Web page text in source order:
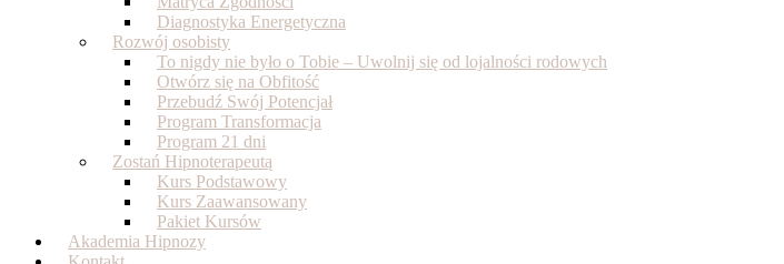
Diagnostyka Energetyczna
Rozwój osobisty
To nigdy nie było o Tobie – Uwolnij się od lojalności rodowych
Otwórz się na Obfitość
Przebudź Swój Potencjał
Program Transformacja
Program 21 dni
Zostań Hipnoterapeutą
Kurs Podstawowy
Kurs Zaawansowany
Pakiet Kursów
Akademia Hipnozy